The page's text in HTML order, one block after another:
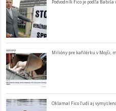
Podvodník Fico je podľa Babiša
Milióny pre kafilérku v Mojši,
Oklamal Fico ľudí aj